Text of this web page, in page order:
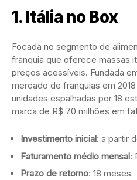
1. Itália no Box
Focada no segmento de
franquia que oferece massas
preços acessíveis. Fundada
mercado de franquias em
unidades espalhadas por 18
marca de R$ 70 milhões em
Investimento inicial: a partir
Faturamento médio mensal:
Prazo de retorno: 18 meses